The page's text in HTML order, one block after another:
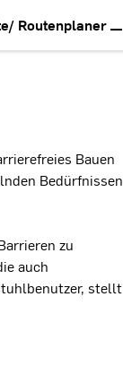
Routenplaner
Bauen
Bedürfnissen
zu
auch
stellt